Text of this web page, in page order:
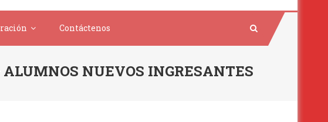
Contáctenos
NUEVOS INGRESANTES